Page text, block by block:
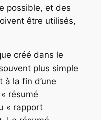
possible, et des
être utilisés,
créé dans le
plus simple
la fin d’une
résumé
« rapport